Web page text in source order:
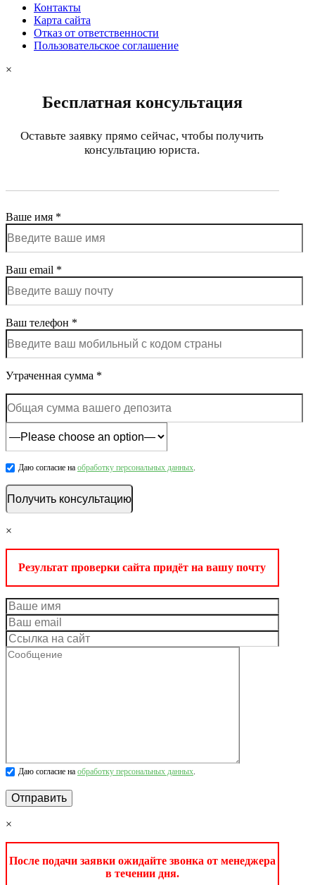
Контакты
Карта сайта
Отказ от ответственности
Пользовательское соглашение
×
Бесплатная консультация
Оставьте заявку прямо сейчас, чтобы получить
консультацию юриста.
Ваше имя *
Ваш email *
Ваш телефон *
Утраченная сумма *
Даю согласие на обработку персональных данных.
×
Результат проверки сайта придёт на вашу почту
Даю согласие на обработку персональных данных.
×
После подачи заявки ожидайте звонка от менеджера
в течении дня.